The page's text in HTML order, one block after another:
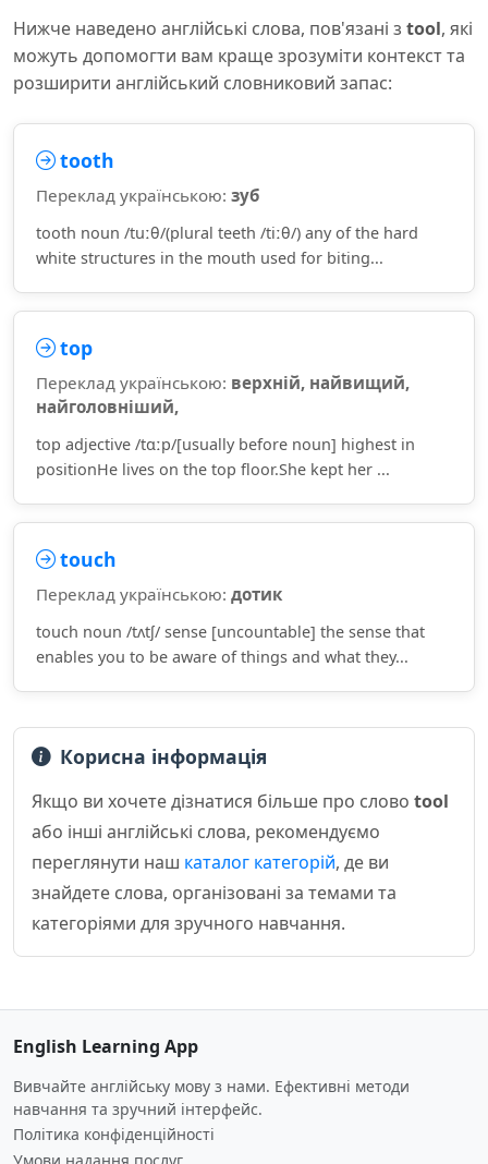
Нижче наведено англійські слова, пов'язані з tool, які
можуть допомогти вам краще зрозуміти контекст та
розширити англійський словниковий запас:
tooth
Переклад українською: зуб
tooth noun /tuːθ/(plural teeth /tiːθ/) any of the hard
white structures in the mouth used for biting...
top
Переклад українською: верхній, найвищий,
найголовніший,
top adjective /tɑːp/[usually before noun] highest in
positionHe lives on the top floor.She kept her ...
touch
Переклад українською: дотик
touch noun /tʌtʃ/ sense [uncountable] the sense that
enables you to be aware of things and what they...
Корисна інформація
Якщо ви хочете дізнатися більше про слово tool
або інші англійські слова, рекомендуємо
переглянути наш каталог категорій, де ви
знайдете слова, організовані за темами та
категоріями для зручного навчання.
English Learning App
Вивчайте англійську мову з нами. Ефективні методи
навчання та зручний інтерфейс.
Політика конфіденційності